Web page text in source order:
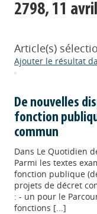
2798, 11
Article(s)
Ajouter le résultat
De nouvelles
fonction
commun
Dans Le Quotidien
Parmi les textes
fonction publique
projets de décret
: - un pour le
fonctions [...]